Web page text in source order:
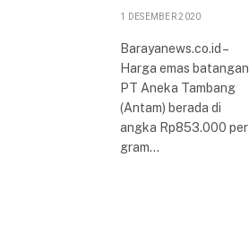
1 DESEMBER 2020
Barayanews.co.id –
Harga emas batangan
PT Aneka Tambang
(Antam) berada di
angka Rp853.000 per
gram…